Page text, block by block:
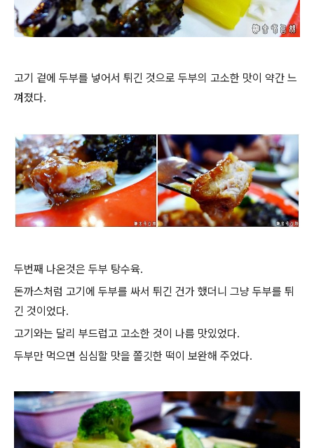
고기 겉에 두부를 넣어서 튀긴 것으로 두부의 고소한 맛이 약간 느
껴졌다.
두번째 나온것은 두부 탕수육.
돈까스처럼 고기에 두부를 싸서 튀긴 건가 했더니 그냥 두부를 튀
긴 것이었다.
고기와는 달리 부드럽고 고소한 것이 나름 맛있었다.
두부만 먹으면 심심할 맛을 쫄깃한 떡이 보완해 주었다.